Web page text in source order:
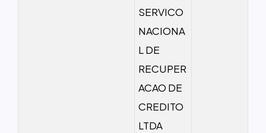
SERVICO
NACIONA
L DE
RECUPER
ACAO DE
CREDITO
LTDA